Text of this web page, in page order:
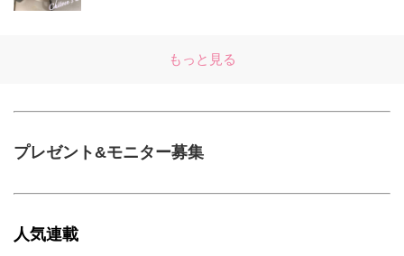
もっと見る
プレゼント&モニター募集
人気連載